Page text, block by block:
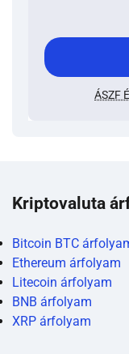
ÁSZF
Kriptovaluta
Bitcoin BTC
Ethereum árfolyam
Litecoin árfolyam
BNB árfolyam
XRP árfolyam